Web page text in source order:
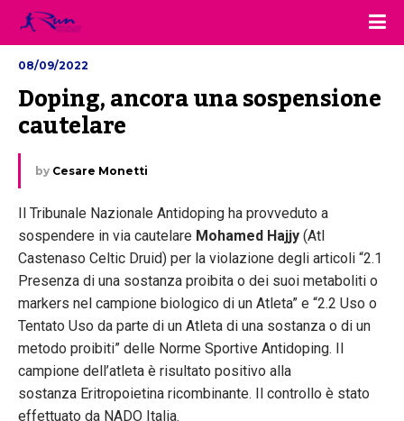
08/09/2022
Doping, ancora una sospensione
cautelare
by Cesare Monetti
Il Tribunale Nazionale Antidoping ha provveduto a
sospendere in via cautelare Mohamed Hajjy (Atl
Castenaso Celtic Druid) per la violazione degli articoli “2.1
Presenza di una sostanza proibita o dei suoi metaboliti o
markers nel campione biologico di un Atleta” e “2.2 Uso o
Tentato Uso da parte di un Atleta di una sostanza o di un
metodo proibiti” delle Norme Sportive Antidoping. Il
campione dell’atleta è risultato positivo alla
sostanza Eritropoietina ricombinante. Il controllo è stato
effettuato da NADO Italia.